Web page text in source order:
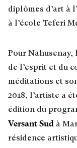
diplômes d’art à
à l’école Teferi
Pour Nahusenay,
de l’esprit et du
méditations et
2018, l’artiste a
édition du
Versant Sud à
résidence